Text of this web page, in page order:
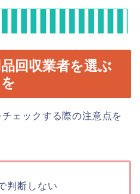
回収業者を選ぶ
ェックする際の注意点を
判断しない